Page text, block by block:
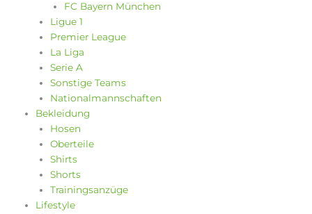
FC Bayern München
Ligue 1
Premier League
La Liga
Serie A
Sonstige Teams
Nationalmannschaften
Bekleidung
Hosen
Oberteile
Shirts
Shorts
Trainingsanzüge
Lifestyle